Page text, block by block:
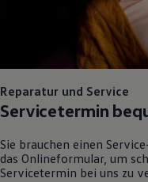
Reparatur und Service
Servicetermin
Sie brauchen einen
das Onlineformular, um
Servicetermin bei uns zu